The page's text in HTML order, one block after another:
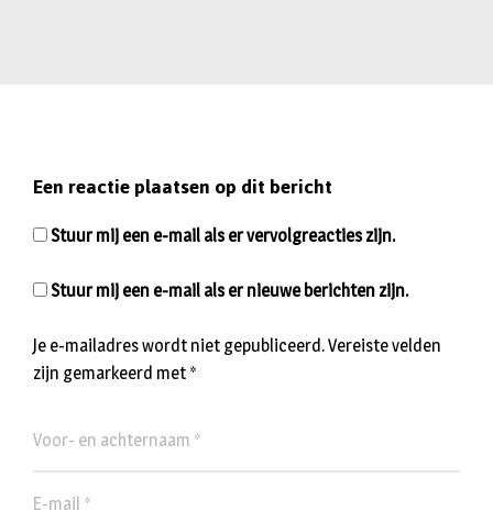
Een reactie plaatsen op dit bericht
Je e-mailadres wordt niet gepubliceerd.Vereiste velden
zijn gemarkeerd met *
Stuur mij een e-mail als er vervolgreacties zijn.
Stuur mij een e-mail als er nieuwe berichten zijn.